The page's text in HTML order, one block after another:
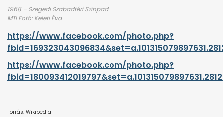
1968 – Szegedi Szabadtéri Színpad
MTI Fotó: Keleti Éva
https://www.facebook.com/photo.php?
https://www.facebook.com/photo.php?
Forrás: Wikipedia